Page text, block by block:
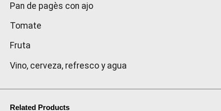
Pan de pagès con ajo
Tomate
Fruta
Vino, cerveza, refresco y agua
Related Products